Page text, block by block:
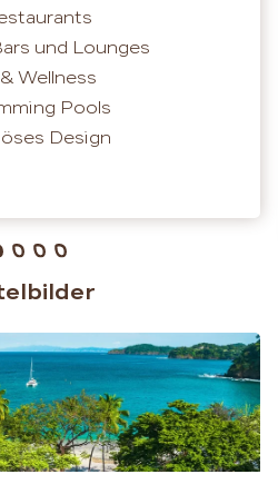
und Lounges
Wellness
Pools
Design